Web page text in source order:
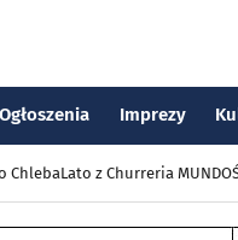
Ogłoszenia Imprezy
ChlebaLato z Churreria MUNDO